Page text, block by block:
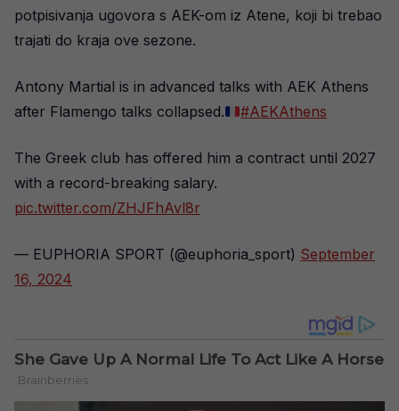
potpisivanja ugovora s AEK-om iz Atene, koji bi trebao
trajati do kraja ove sezone.
Antony Martial is in advanced talks with AEK Athens
after Flamengo talks collapsed.
#AEKAthens
The Greek club has offered him a contract until 2027
with a record-breaking salary.
pic.twitter.com/ZHJFhAvl8r
— EUPHORIA SPORT (@euphoria_sport) September
16, 2024